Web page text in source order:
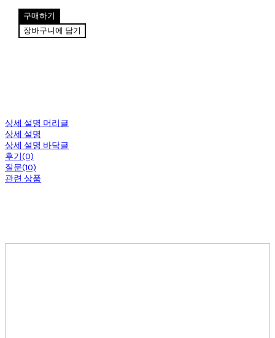
구매하기
장바구니에 담기
상세 설명 머리글
상세 설명
상세 설명 바닥글
후기(0)
질문(10)
관련 상품